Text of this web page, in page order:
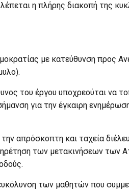
η πλήρης διακοπή της
με κατεύθυνση προς
του έργου υποχρεούται να
για την έγκαιρη
την απρόσκοπτη και ταχεία
των μετακινήσεων των
των μαθητών που